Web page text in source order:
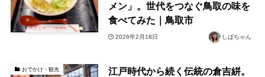
メン」。世代をつなぐ鳥取の味を
食べてみた｜鳥取市
2026年2月18日 しばちゃん
おでかけ・観光
江戸時代から続く伝統の倉吉絣。